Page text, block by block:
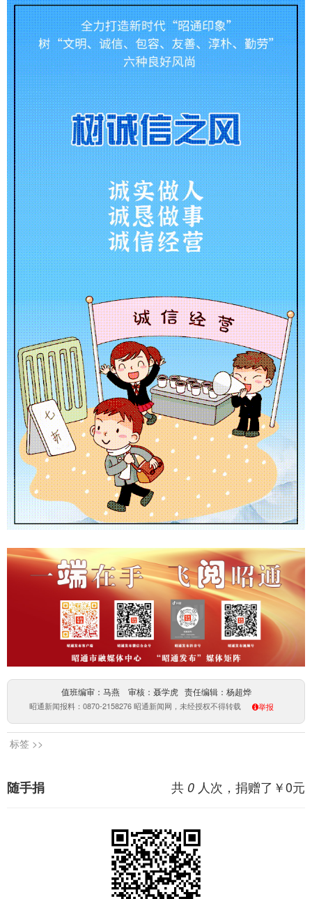
值班编审：马燕 审核：聂学虎 责任编辑：杨超烨
昭通新闻报料：0870-2158276 昭通新闻网，未经授权不得转载 举报
标签 >>
共 0 人次，捐赠了￥0元
随手捐